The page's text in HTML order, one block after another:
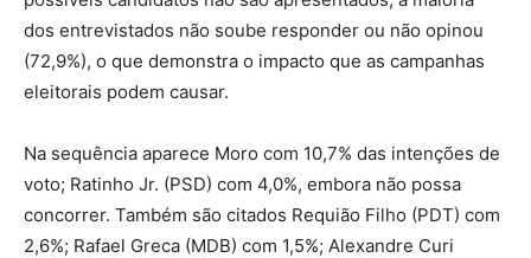
dos entrevistados não soube responder ou não opinou
(72,9%), o que demonstra o impacto que as campanhas
eleitorais podem causar.
Na sequência aparece Moro com 10,7% das intenções de
voto; Ratinho Jr. (PSD) com 4,0%, embora não possa
concorrer. Também são citados Requião Filho (PDT) com
2,6%; Rafael Greca (MDB) com 1,5%; Alexandre Curi